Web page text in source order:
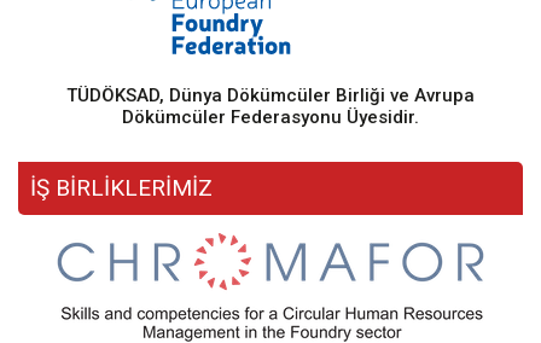
TÜDÖKSAD, Dünya Dökümcüler Birliği ve Avrupa
Dökümcüler Federasyonu Üyesidir.
İŞ BİRLİKLERİMİZ